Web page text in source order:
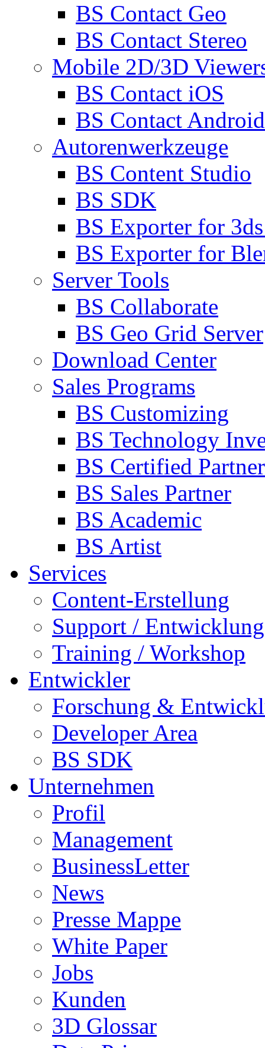
BS Contact Geo
BS Contact Stereo
Mobile 2D/3D
BS Contact iOS
BS Contact Android
Autorenwerkzeuge
BS Content Studio
BS SDK
BS Exporter for
BS Exporter for
Server Tools
BS Collaborate
BS Geo Grid Server
Download Center
Sales Programs
BS Customizing
BS Technology
BS Certified Partner
BS Sales Partner
BS Academic
BS Artist
Services
Content-Erstellung
Support / Entwicklung
Training / Workshop
Entwickler
Forschung &
Developer Area
BS SDK
Unternehmen
Profil
Management
BusinessLetter
News
Presse Mappe
White Paper
Jobs
Kunden
3D Glossar